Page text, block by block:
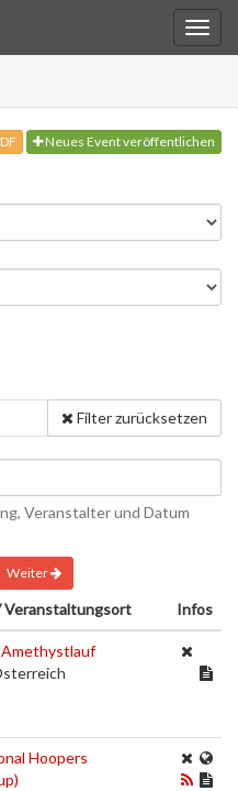
Neues Event veröffentlichen
Filter zurücksetzen
Veranstalter und Datum
Weiter
Veranstaltungsort Infos
Amethystlauf
Hoopers